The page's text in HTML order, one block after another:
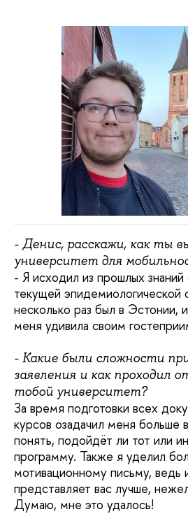
- Денис, расскажи, как ты
университет для
- Я исходил из прошлых
текущей эпидемиологической
несколько раз был в Эстонии,
меня удивила своим
- Какие были сложности
заявления и как проходил
тобой университет?
За время подготовки всех
курсов озадачил меня больше
понять, подойдёт ли тот или
программу. Также я уделил
мотивационному письму, ведь
представляет вас лучше,
Думаю, мне это удалось!